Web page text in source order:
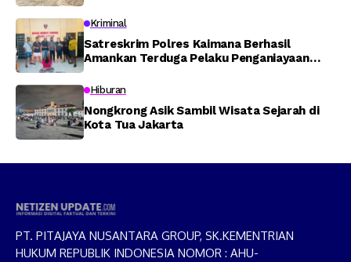
Memti
Kriminal
Satreskrim Polres Kaimana Berhasil
Amankan Terduga Pelaku Penganiayaan
Hiburan
Nongkrong Asik Sambil Wisata Sejarah di
Kota Tua Jakarta
PT. PITAJAYA NUSANTARA GROUP, SK.KEMENTRIAN
HUKUM REPUBLIK INDONESIA NOMOR : AHU-